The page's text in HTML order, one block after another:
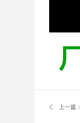
上一篇：